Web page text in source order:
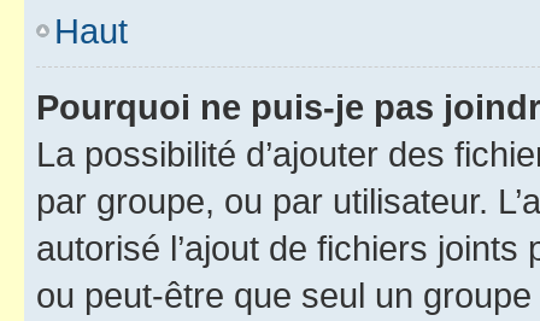
Haut
Pourquoi ne puis-je pas
La possibilité d’ajouter des
par groupe, ou par utilisateur.
autorisé l’ajout de fichiers
ou peut-être que seul un